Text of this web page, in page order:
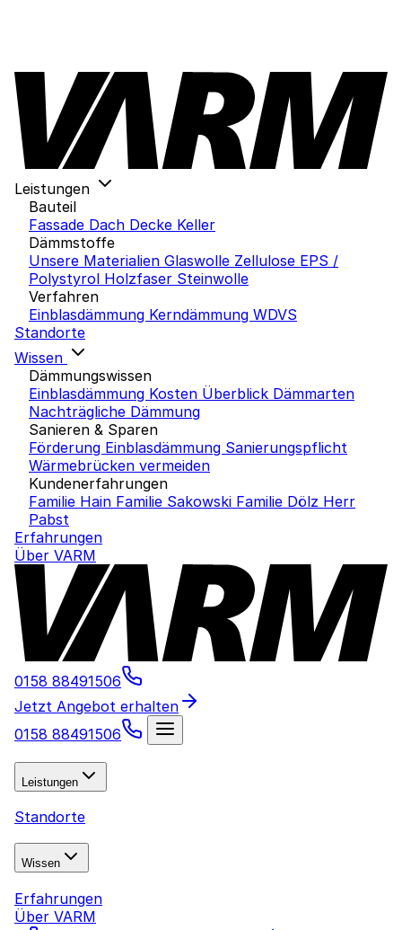
Leistungen
Bauteil
Fassade Dach Decke Keller
Dämmstoffe
Unsere Materialien Glaswolle Zellulose EPS /
Polystyrol Holzfaser Steinwolle
Verfahren
Einblasdämmung Kerndämmung WDVS
Standorte
Wissen
Dämmungswissen
Einblasdämmung Kosten Überblick Dämmarten
Nachträgliche Dämmung
Sanieren & Sparen
Förderung Einblasdämmung Sanierungspflicht
Wärmebrücken vermeiden
Kundenerfahrungen
Familie Hain Familie Sakowski Familie Dölz Herr
Pabst
Erfahrungen
Über VARM
0158 88491506
Jetzt Angebot erhalten
0158 88491506
Leistungen
Standorte
Wissen
Erfahrungen
Über VARM